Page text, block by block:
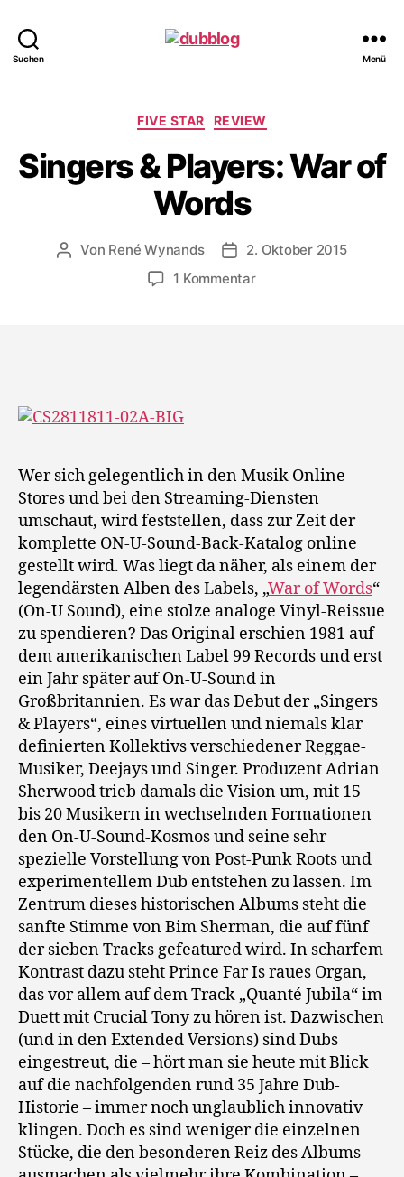
Suchen Menü
Kategorien
FIVE STAR REVIEW
Singers & Players: War of
Words
Beitragsautor
Von René Wynands Veröffentlichungsdatum
2. Oktober 2015
1 Kommentarzu
Wer sich gelegentlich in den Musik Online-
Stores und bei den Streaming-Diensten
umschaut, wird feststellen, dass zur Zeit der
komplette ON-U-Sound-Back-Katalog online
gestellt wird. Was liegt da näher, als einem der
legendärsten Alben des Labels, „War of Words“
(On-U Sound), eine stolze analoge Vinyl-Reissue
zu spendieren? Das Original erschien 1981 auf
dem amerikanischen Label 99 Records und erst
ein Jahr später auf On-U-Sound in
Großbritannien. Es war das Debut der „Singers
& Players“, eines virtuellen und niemals klar
definierten Kollektivs verschiedener Reggae-
Musiker, Deejays und Singer. Produzent Adrian
Sherwood trieb damals die Vision um, mit 15
bis 20 Musikern in wechselnden Formationen
den On-U-Sound-Kosmos und seine sehr
spezielle Vorstellung von Post-Punk Roots und
experimentellem Dub entstehen zu lassen. Im
Zentrum dieses historischen Albums steht die
sanfte Stimme von Bim Sherman, die auf fünf
der sieben Tracks gefeatured wird. In scharfem
Kontrast dazu steht Prince Far Is raues Organ,
das vor allem auf dem Track „Quanté Jubila“ im
Duett mit Crucial Tony zu hören ist. Dazwischen
(und in den Extended Versions) sind Dubs
eingestreut, die – hört man sie heute mit Blick
auf die nachfolgenden rund 35 Jahre Dub-
Historie – immer noch unglaublich innovativ
klingen. Doch es sind weniger die einzelnen
Stücke, die den besonderen Reiz des Albums